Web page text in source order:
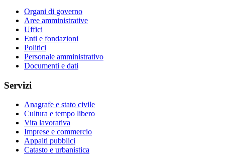
Organi di governo
Aree amministrative
Uffici
Enti e fondazioni
Politici
Personale amministrativo
Documenti e dati
Servizi
Anagrafe e stato civile
Cultura e tempo libero
Vita lavorativa
Imprese e commercio
Appalti pubblici
Catasto e urbanistica